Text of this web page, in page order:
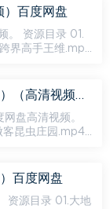
）百度网盘
。 资源目录 01.
界高手王维.mp4
芝麻学社趣味科学启蒙之动物王国（完结）（高清视频）百度网盘
盘高清视频。
客昆虫庄园.mp4
百度网盘
资源目录 01.大地